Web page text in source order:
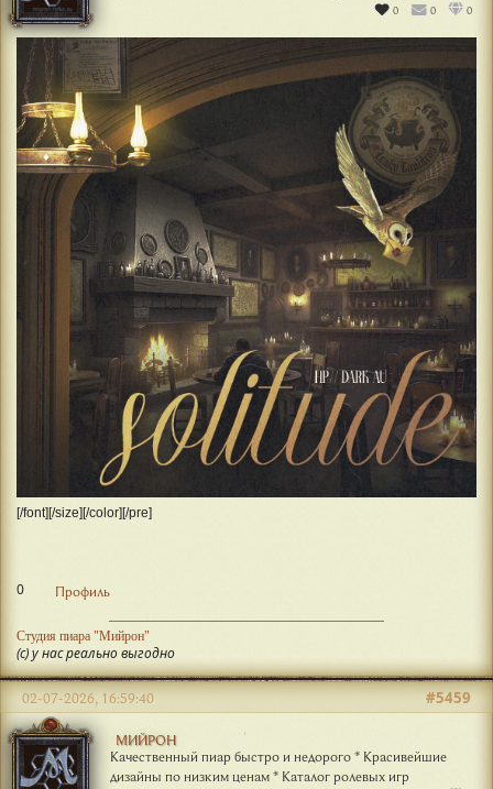
0 0 0
[/font][/size][/color][/pre]
0 Профиль
Студия пиара "Мийрон"
(с) у нас реально выгодно
МИЙРОН
Качественный пиар быстро и недорого * Красивейшие
дизайны по низким ценам * Каталог ролевых игр
#5459
02-07-2026, 16:59:40